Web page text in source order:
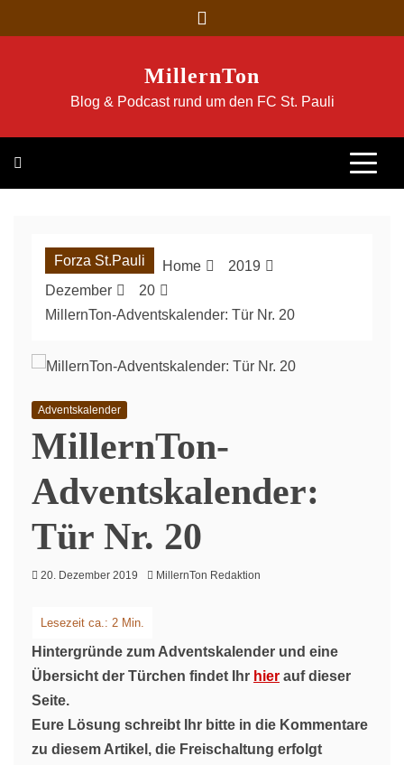
to
MillernTon
Blog & Podcast rund um den FC St. Pauli
Forza St.Pauli Home
2019
Dezember
20
MillernTon-Adventskalender: Tür Nr. 20
Adventskalender
MillernTon-
Adventskalender:
Tür Nr. 20
20. Dezember 2019 MillernTon Redaktion
Hintergründe zum Adventskalender und eine
Übersicht der Türchen findet Ihr hier auf dieser
Seite.
Eure Lösung schreibt Ihr bitte in die Kommentare
zu diesem Artikel, die Freischaltung erfolgt